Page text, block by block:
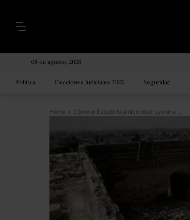
08 de agosto, 2026
Política Elecciones Judiciales 2025 Seguridad
Home > Cómo el Estado Islámico destruyó una mezquita pero reveló un palacio de 3 mil años de antigüedad